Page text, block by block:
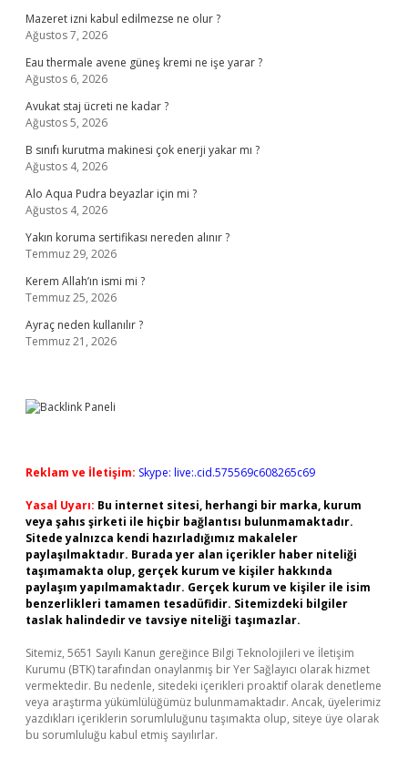
Mazeret izni kabul edilmezse ne olur ?
Ağustos 7, 2026
Eau thermale avene güneş kremi ne işe yarar ?
Ağustos 6, 2026
Avukat staj ücreti ne kadar ?
Ağustos 5, 2026
B sınıfı kurutma makinesi çok enerji yakar mı ?
Ağustos 4, 2026
Alo Aqua Pudra beyazlar için mi ?
Ağustos 4, 2026
Yakın koruma sertifikası nereden alınır ?
Temmuz 29, 2026
Kerem Allah’ın ismi mi ?
Temmuz 25, 2026
Ayraç neden kullanılır ?
Temmuz 21, 2026
Reklam ve İletişim: Skype: live:.cid.575569c608265c69
Yasal Uyarı: Bu internet sitesi, herhangi bir marka, kurum
veya şahıs şirketi ile hiçbir bağlantısı bulunmamaktadır.
Sitede yalnızca kendi hazırladığımız makaleler
paylaşılmaktadır. Burada yer alan içerikler haber niteliği
taşımamakta olup, gerçek kurum ve kişiler hakkında
paylaşım yapılmamaktadır. Gerçek kurum ve kişiler ile isim
benzerlikleri tamamen tesadüfidir. Sitemizdeki bilgiler
taslak halindedir ve tavsiye niteliği taşımazlar.
Sitemiz, 5651 Sayılı Kanun gereğince Bilgi Teknolojileri ve İletişim
Kurumu (BTK) tarafından onaylanmış bir Yer Sağlayıcı olarak hizmet
vermektedir. Bu nedenle, sitedeki içerikleri proaktif olarak denetleme
veya araştırma yükümlülüğümüz bulunmamaktadır. Ancak, üyelerimiz
yazdıkları içeriklerin sorumluluğunu taşımakta olup, siteye üye olarak
bu sorumluluğu kabul etmiş sayılırlar.